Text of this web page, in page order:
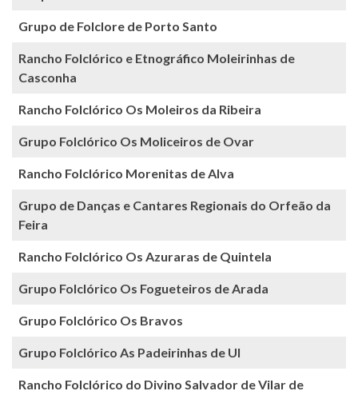
Grupo de Folclore de Porto Santo
Rancho Folclórico e Etnográfico Moleirinhas de
Casconha
Rancho Folclórico Os Moleiros da Ribeira
Grupo Folclórico Os Moliceiros de Ovar
Rancho Folclórico Morenitas de Alva
Grupo de Danças e Cantares Regionais do Orfeão da
Feira
Rancho Folclórico Os Azuraras de Quintela
Grupo Folclórico Os Fogueteiros de Arada
Grupo Folclórico Os Bravos
Grupo Folclórico As Padeirinhas de Ul
Rancho Folclórico do Divino Salvador de Vilar de